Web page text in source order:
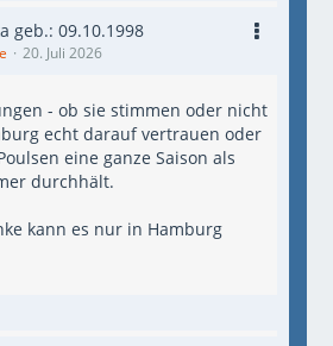
geb.: 09.10.1998
20. Juli 2026
- ob sie stimmen oder nicht
echt darauf vertrauen oder
eine ganze Saison als
durchhält.
kann es nur in Hamburg